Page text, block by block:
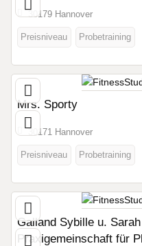
30179 Hannover
Preisniveau Probetraining
Mrs. Sporty
30171 Hannover
Preisniveau Probetraining
Galland Sybille u.
Praxigemeinschaft für